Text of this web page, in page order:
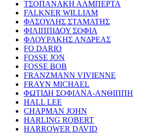
ΤΣΟΠΑΝΑΚΗ ΑΛΜΠΕΡΤΑ
FALKNER WILLIAM
ΦΑΣΟΥΛΗΣ ΣΤΑΜΑΤΗΣ
ΦΙΛΙΠΠΙΔΟΥ ΣΟΦΙΑ
ΦΛΟΥΡΑΚΗΣ ΑΝΔΡΕΑΣ
FO DARIO
FOSSE JON
FOSSE BOB
FRANZMANN VIVIENNE
FRAYN MICHAEL
ΦΩΤΙΔΗ ΣΟΦΙΑΝΑ-ΑΝΘΙΠΠΗ
HALL LEE
CHAPMAN JOHN
HARLING ROBERT
HARROWER DAVID